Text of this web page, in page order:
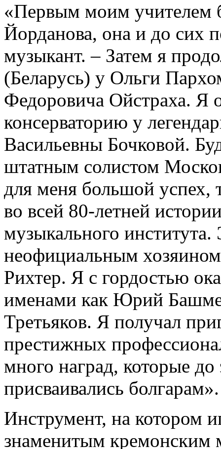
«Первым моим учителем
Йорданова, она и до сих
музыкант. – Затем я
(Беларусь) у Ольги
Федоровича Ойстраха. Я
консерваторию у
Васильевны Бочковой.
штатным солистом
для меня большой успех,
во всей 80-летней
музыкального
неофициальным
Рихтер. Я с гордостью
именами как Юрий
Третьяков. Я получал
престижных
много наград, которые до
присваивались болгарам».
Инструмент, на котором
знаменитым кремонским